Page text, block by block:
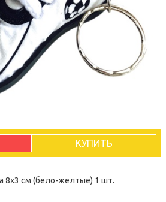
КУПИТЬ
8х3 см (бело-желтые) 1 шт.